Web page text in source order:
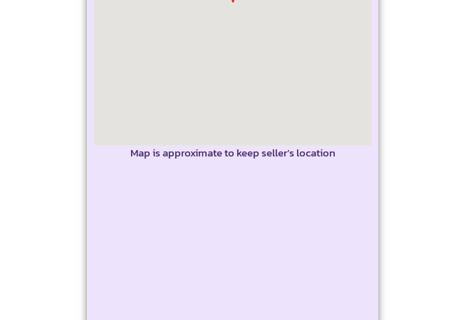
Map is approximate to keep seller’s location